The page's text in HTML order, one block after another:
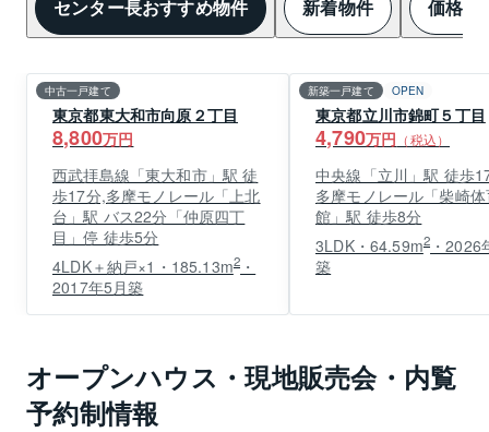
センター長おすすめ物件 新着物件 価格変
中古一戸建て
東京都東大和市向原２丁目
8,800万円
西武拝島線「東大和市」駅 徒
歩17分,多摩モノレール「上北
台」駅 バス22分「仲原四丁
目」停 徒歩5分
4LDK＋納戸×1・185.13m2 ・
2017年5月築
新築一戸建て OPEN
東京都立川市錦町５丁目
4,790万円 （税込）
中央線「立川」駅 徒歩
多摩モノレール「柴崎
館」駅 徒歩8分
3LDK・64.59m2 ・2026
築
オープンハウス・現地販売会・内覧
予約制情報